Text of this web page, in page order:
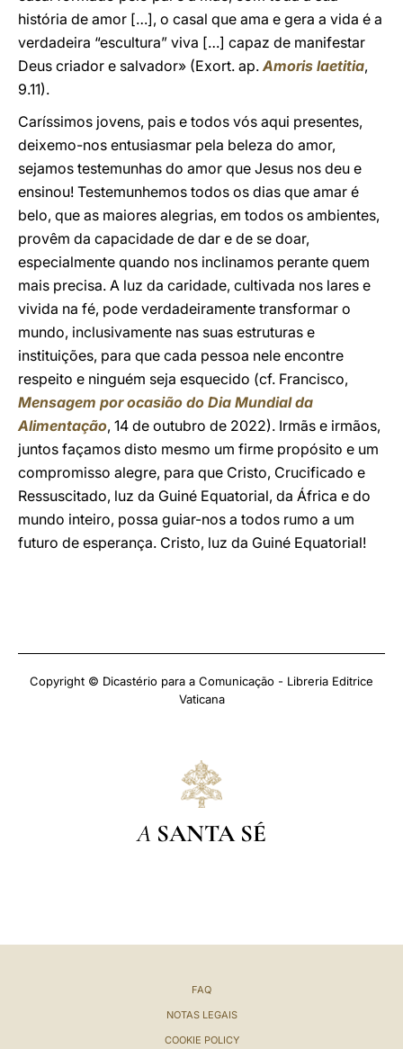
história de amor […], o casal que ama e gera a vida é a
verdadeira “escultura” viva […] capaz de manifestar
Deus criador e salvador» (Exort. ap.Amoris laetitia,
9.11).
Caríssimos jovens, pais e todos vós aqui presentes,
deixemo-nos entusiasmar pela beleza do amor,
sejamos testemunhas do amor que Jesus nos deu e
ensinou! Testemunhemos todos os dias que amar é
belo, que as maiores alegrias, em todos os ambientes,
provêm da capacidade de dar e de se doar,
especialmente quando nos inclinamos perante quem
mais precisa. A luz da caridade, cultivada nos lares e
vivida na fé, pode verdadeiramente transformar o
mundo, inclusivamente nas suas estruturas e
instituições, para que cada pessoa nele encontre
respeito e ninguém seja esquecido (cf. Francisco,
Mensagem por ocasião do Dia Mundial da
Alimentação, 14 de outubro de 2022). Irmãs e irmãos,
juntos façamos disto mesmo um firme propósito e um
compromisso alegre, para que Cristo, Crucificado e
Ressuscitado, luz da Guiné Equatorial, da África e do
mundo inteiro, possa guiar-nos a todos rumo a um
futuro de esperança. Cristo, luz da Guiné Equatorial!
Copyright © Dicastério para a Comunicação - Libreria Editrice
Vaticana
A SANTA SÉ
FAQ
NOTAS LEGAIS
COOKIE POLICY